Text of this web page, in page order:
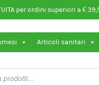
per ordini superiori a €
Articoli sanitari